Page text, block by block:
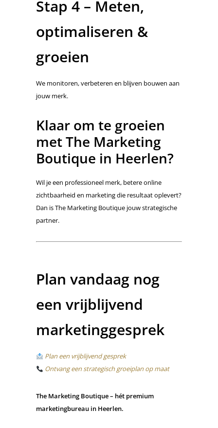
Stap 4 – Meten,
optimaliseren &
groeien
We monitoren, verbeteren en blijven bouwen aan
jouw merk.
Klaar om te groeien
met The Marketing
Boutique in Heerlen?
Wil je een professioneel merk, betere online
zichtbaarheid en marketing die resultaat oplevert?
Dan is The Marketing Boutique jouw strategische
partner.
Plan vandaag nog
een vrijblijvend
marketinggesprek
Plan een vrijblijvend gesprek
Ontvang een strategisch groeiplan op maat
The Marketing Boutique – hét premium
marketingbureau in Heerlen.